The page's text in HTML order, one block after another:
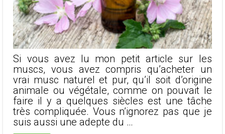
Si vous avez lu mon petit article sur les
muscs, vous avez compris qu’acheter un
vrai musc naturel et pur, qu’il soit d’origine
animale ou végétale, comme on pouvait le
faire il y a quelques siècles est une tâche
très compliquée. Vous n’ignorez pas que je
suis aussi une adepte du …